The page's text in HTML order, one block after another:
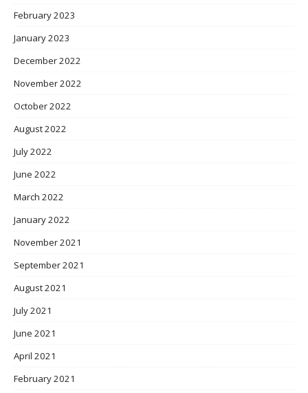
February 2023
January 2023
December 2022
November 2022
October 2022
August 2022
July 2022
June 2022
March 2022
January 2022
November 2021
September 2021
August 2021
July 2021
June 2021
April 2021
February 2021